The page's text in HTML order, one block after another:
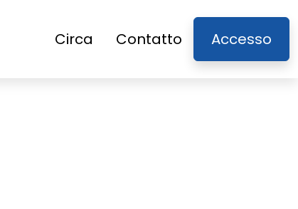
Circa Contatto Accesso